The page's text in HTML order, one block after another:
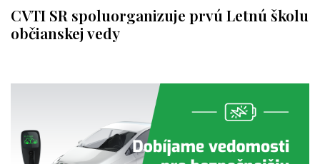
CVTI SR spoluorganizuje prvú Letnú školu
občianskej vedy